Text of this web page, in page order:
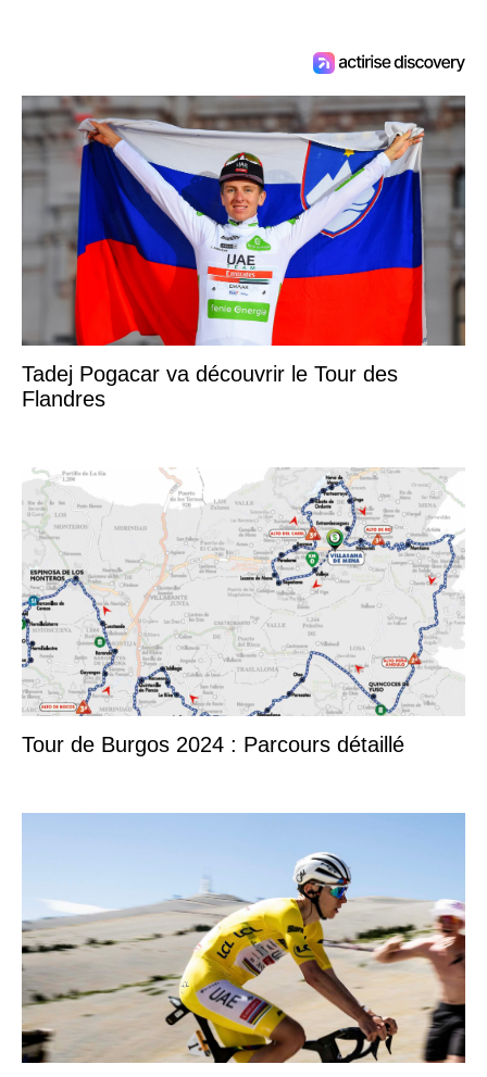
Tadej Pogacar va découvrir le Tour des
Flandres
Tour de Burgos 2024 : Parcours détaillé